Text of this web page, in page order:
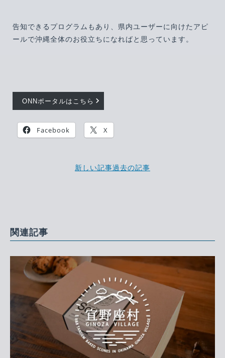
告知できるプログラムもあり、県内ユーザーに向けたアピ
ールで沖縄全体のお役立ちになればと思っています。
ONNポータルはこちら
Facebook X
新しい記事過去の記事
関連記事